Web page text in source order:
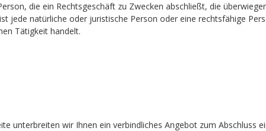
die ein Rechtsgeschäft zu Zwecken abschließt, die
jede natürliche oder juristische Person oder eine rechtsfähige
Tätigkeit handelt.
unterbreiten wir Ihnen ein verbindliches Angebot zum Abschluss